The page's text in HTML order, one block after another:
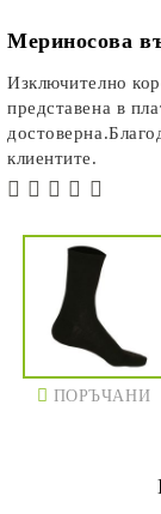
Мериносова
Изключително
представена в
клиентите.
ПОРЪЧАНИ